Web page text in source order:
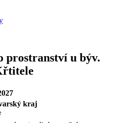
prostranství u býv.
kraj